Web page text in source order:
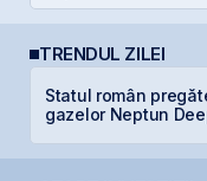
TRENDUL ZILEI
Statul român
gazelor Neptun